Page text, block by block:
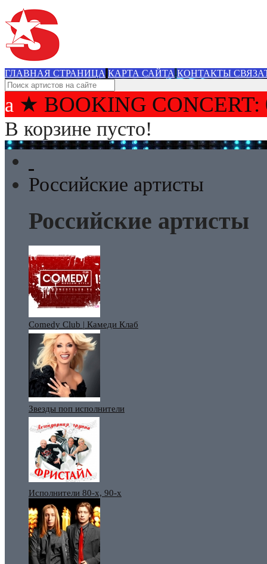
ГЛАВНАЯ СТРАНИЦА КАРТА САЙТА КОНТАКТЫ
★ BOOKING
В корзине пусто!
Российские артисты
Российские артисты
Comedy Club | Камеди Клаб
Звезды поп исполнители
Исполнители 80-х, 90-х